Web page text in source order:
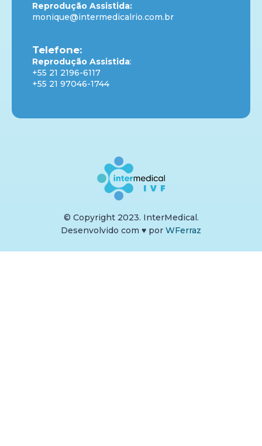
Reprodução Assistida:
monique@intermedicalrio.com.br
Telefone:
Reprodução Assistida:
+55 21 2196-6117
+55 21 97046-1744
Desenvolvido com ♥ por WFerraz
© Copyright 2023. InterMedical.